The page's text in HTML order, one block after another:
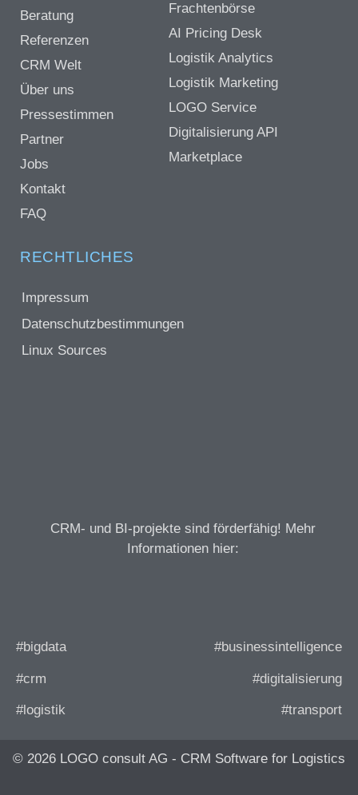
Beratung
Referenzen
CRM Welt
Über uns
Pressestimmen
Partner
Jobs
Kontakt
FAQ
Frachtenbörse
AI Pricing Desk
Logistik Analytics
Logistik Marketing
LOGO Service
Digitalisierung API
Marketplace
RECHTLICHES
Impressum
Datenschutzbestimmungen
Linux Sources
CRM- und BI-projekte sind förderfähig! Mehr
Informationen hier:
#bigdata #businessintelligence
#crm #digitalisierung
#logistik #transport
© 2026 LOGO consult AG - CRM Software for Logistics